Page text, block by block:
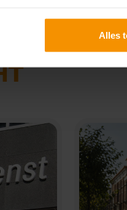
Alles